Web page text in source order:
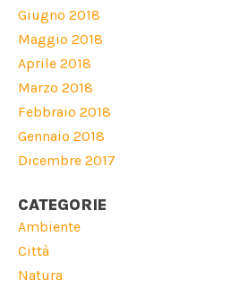
Giugno 2018
Maggio 2018
Aprile 2018
Marzo 2018
Febbraio 2018
Gennaio 2018
Dicembre 2017
CATEGORIE
Ambiente
Città
Natura